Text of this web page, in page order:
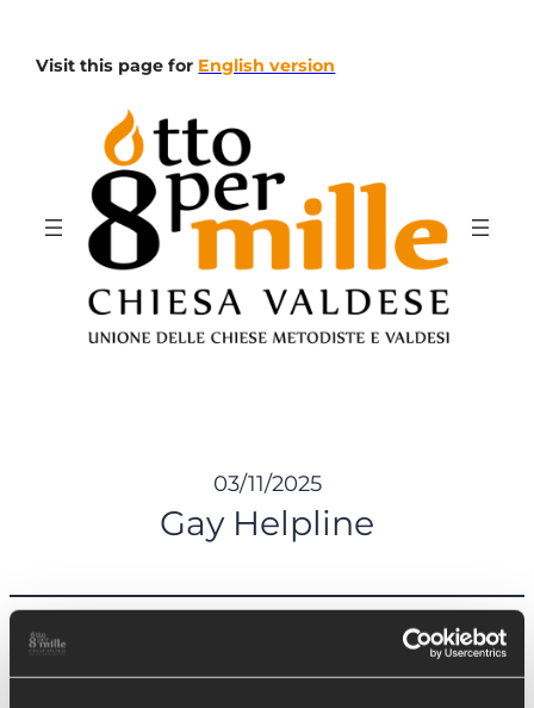
Visit this page for English version
03/11/2025
Gay Helpline